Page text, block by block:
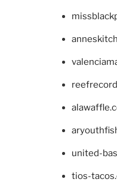
united-
tios-